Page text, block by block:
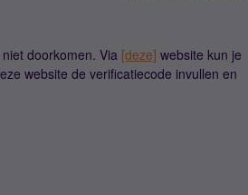
doorkomen. Via [deze] website kun je
website de verificatiecode invullen en